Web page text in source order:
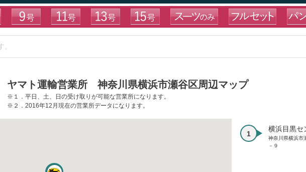
ヤマト運輸営業所 神奈川県横浜市瀬谷区周辺マップ
※１．平日、土、日の受け取りが可能な営業所になります。
※２．2016年12月現在の営業所データになります。
横浜目黒セ
神奈川県横浜市
－９